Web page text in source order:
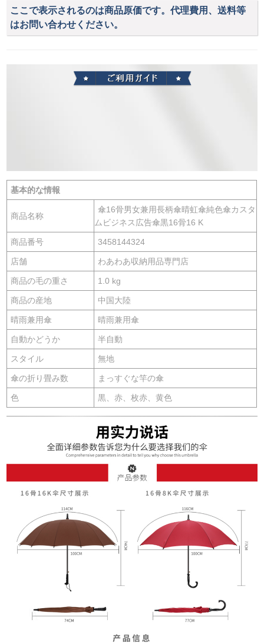
ここで表示されるのは商品原価です。代理費用、送料等
はお問い合わせください。
基本的な情報
商品名称
傘16骨男女兼用長柄傘晴虹傘純色傘カスタ
ムビジネス広告傘黒16骨16 K
商品番号 3458144324
店舗 わあわあ収納用品専門店
商品の毛の重さ 1.0 kg
商品の産地 中国大陸
晴雨兼用傘 晴雨兼用傘
自動かどうか 半自動
スタイル 無地
傘の折り畳み数 まっすぐな竿の傘
色 黒、赤、枚赤、黄色